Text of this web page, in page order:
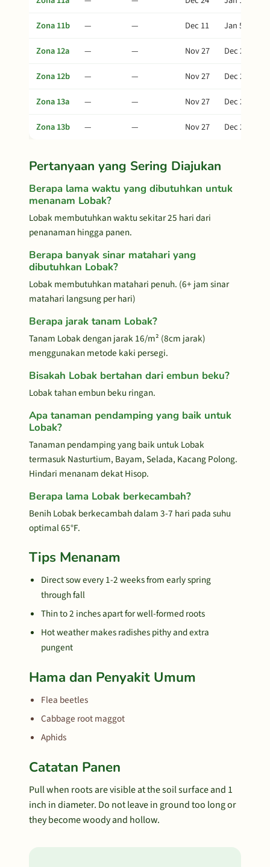
Zona 11b
— — Dec 11
Jan 5
Zona 12a
— — Nov 27
Dec 22
Zona 12b
— — Nov 27
Dec 22
Zona 13a
— — Nov 27
Dec 22
Zona 13b
— — Nov 27 Dec 22
Pertanyaan yang Sering Diajukan
Berapa lama waktu yang dibutuhkan untuk
menanam Lobak?
Lobak membutuhkan waktu sekitar 25 hari dari
penanaman hingga panen.
Berapa banyak sinar matahari yang
dibutuhkan Lobak?
Lobak membutuhkan matahari penuh. (6+ jam sinar
matahari langsung per hari)
Berapa jarak tanam Lobak?
Tanam Lobak dengan jarak 16/m² (8cm jarak)
menggunakan metode kaki persegi.
Bisakah Lobak bertahan dari embun beku?
Lobak tahan embun beku ringan.
Apa tanaman pendamping yang baik untuk
Lobak?
Tanaman pendamping yang baik untuk Lobak
termasuk Nasturtium, Bayam, Selada, Kacang Polong.
Hindari menanam dekat Hisop.
Berapa lama Lobak berkecambah?
Benih Lobak berkecambah dalam 3-7 hari pada suhu
optimal 65°F.
Tips Menanam
Direct sow every 1-2 weeks from early spring
through fall
Thin to 2 inches apart for well-formed roots
Hot weather makes radishes pithy and extra
pungent
Hama dan Penyakit Umum
Flea beetles
Cabbage root maggot
Aphids
Catatan Panen
Pull when roots are visible at the soil surface and 1
inch in diameter. Do not leave in ground too long or
they become woody and hollow.